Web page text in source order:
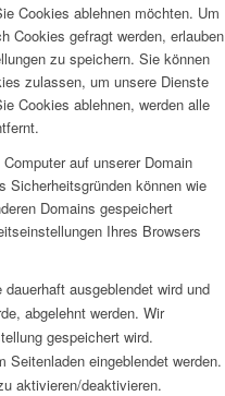
Cookies ablehnen möchten. Um
Cookies gefragt werden, erlauben
zu speichern. Sie können
zulassen, um unsere Dienste
Cookies ablehnen, werden alle
auf unserer Domain
Sicherheitsgründen können wie
Domains gespeichert
Ihres Browsers
ausgeblendet wird und
abgelehnt werden. Wir
gespeichert wird.
eingeblendet werden.
aktivieren/deaktivieren.